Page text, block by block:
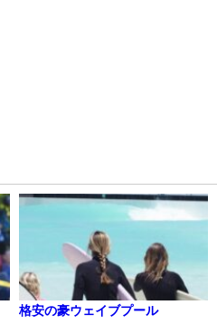
格安の豪ウェイブプール